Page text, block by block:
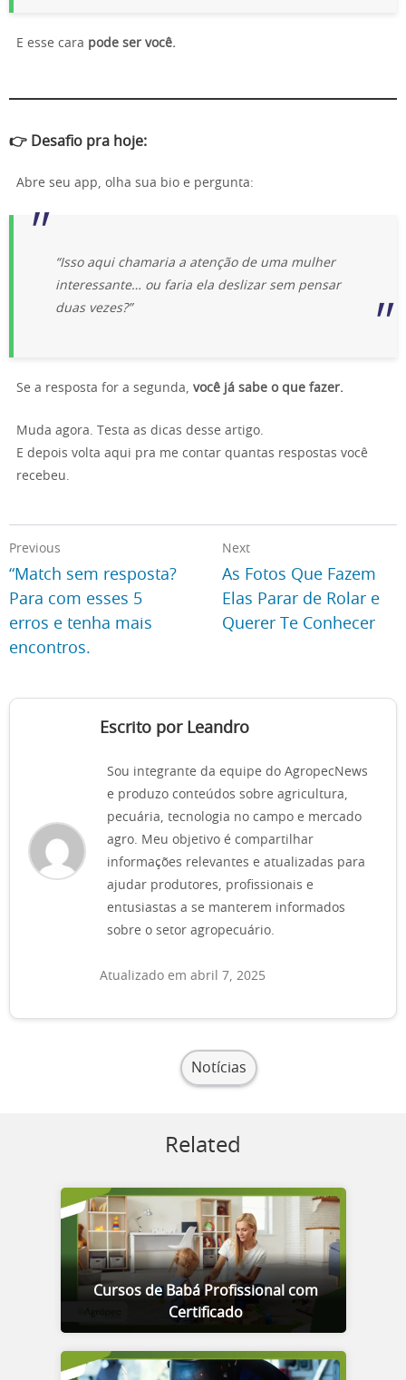
E esse cara pode ser você.
👉 Desafio pra hoje:
Abre seu app, olha sua bio e pergunta:
“Isso aqui chamaria a atenção de uma mulher
interessante… ou faria ela deslizar sem pensar
duas vezes?”
Se a resposta for a segunda, você já sabe o que fazer.
Muda agora. Testa as dicas desse artigo.
E depois volta aqui pra me contar quantas respostas você
recebeu.
Previous
“Match sem resposta?
Para com esses 5
erros e tenha mais
encontros.
Next
As Fotos Que Fazem
Elas Parar de Rolar e
Querer Te Conhecer
Escrito por Leandro
Sou integrante da equipe do AgropecNews
e produzo conteúdos sobre agricultura,
pecuária, tecnologia no campo e mercado
agro. Meu objetivo é compartilhar
informações relevantes e atualizadas para
ajudar produtores, profissionais e
entusiastas a se manterem informados
sobre o setor agropecuário.
Atualizado em abril 7, 2025
Notícias
Related
Cursos de Babá Profissional com
Certificado